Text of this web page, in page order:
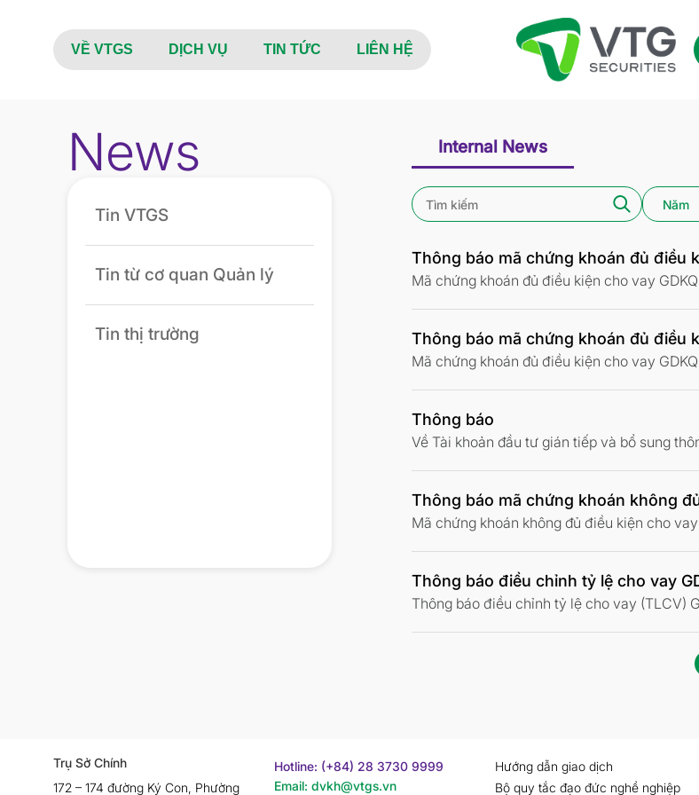
VỀ VTGS DỊCH VỤ TIN TỨC LIÊN HỆ
News
Tin VTGS
Tin từ cơ quan Quản lý
Tin thị trường
Internal News
Thông báo mã chứng khoán đủ điều
Mã chứng khoán đủ điều kiện cho vay
Thông báo mã chứng khoán đủ điều
Mã chứng khoán đủ điều kiện cho vay
Thông báo
Về Tài khoản đầu tư gián tiếp và bổ sung
Thông báo mã chứng khoán không
Mã chứng khoán không đủ điều kiện cho vay
Thông báo điều chỉnh tỷ lệ cho vay
Thông báo điều chỉnh tỷ lệ cho vay (TLCV)
Trụ Sở Chính
172 – 174 đường Ký Con, Phường
Hotline: (+84) 28 3730 9999
Email: dvkh@vtgs.vn
Hướng dẫn giao dịch
Bộ quy tắc đạo đức nghề nghiệp